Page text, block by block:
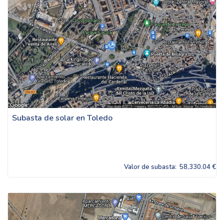
Subasta de solar en Toledo
Valor de subasta: 58,330.04 €